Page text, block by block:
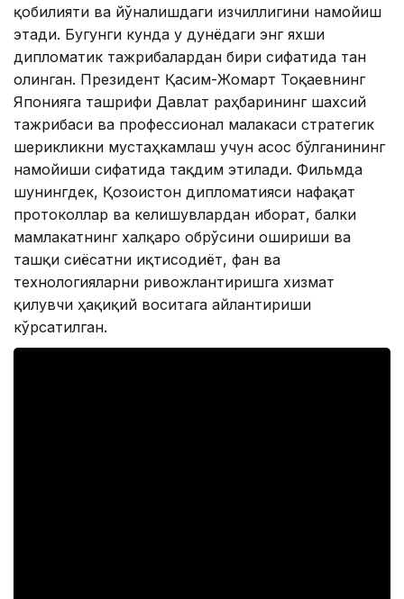
қобилияти ва йўналишдаги изчиллигини намойиш
этади. Бугунги кунда у дунёдаги энг яхши
дипломатик тажрибалардан бири сифатида тан
олинган. Президент Қасим-Жомарт Тоқаевнинг
Японияга ташрифи Давлат раҳбарининг шахсий
тажрибаси ва профессионал малакаси стратегик
шерикликни мустаҳкамлаш учун асос бўлганининг
намойиши сифатида тақдим этилади. Фильмда
шунингдек, Қозоғистон дипломатияси нафақат
протоколлар ва келишувлардан иборат, балки
мамлакатнинг халқаро обрўсини ошириши ва
ташқи сиёсатни иқтисодиёт, фан ва
технологияларни ривожлантиришга хизмат
қилувчи ҳақиқий воситага айлантириши
кўрсатилган.